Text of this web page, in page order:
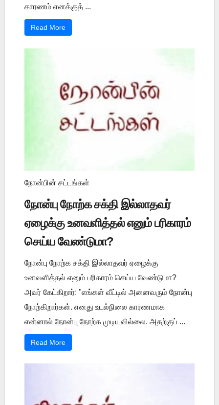
காரணம் எனக்குத் ...
Read More
நோன்பின் சட்டங்கள்
நோன்பு நோற்க சக்தி இல்லாதவர்
ஏழைக்கு உனவளித்தல் எனும் பரிகாரம்
செய்ய வேண்டுமா?
நோன்பு நோற்க சக்தி இல்லாதவர் ஏழைக்கு
உனவளித்தல் எனும் பரிகாரம் செய்ய வேண்டுமா?
அவர் கேட்கிறார்: "எங்கள் வீட்டில் அனைவரும் நோன்பு
நோற்கிறார்கள். எனது உடல்நிலை காரணமாக
என்னால் நோன்பு நோற்க முடியவில்லை. அதற்குப் ...
Read More